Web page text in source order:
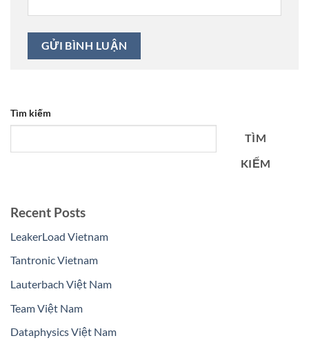
Tìm kiếm
TÌM
KIẾM
Recent Posts
LeakerLoad Vietnam
Tantronic Vietnam
Lauterbach Việt Nam
Team Việt Nam
Dataphysics Việt Nam